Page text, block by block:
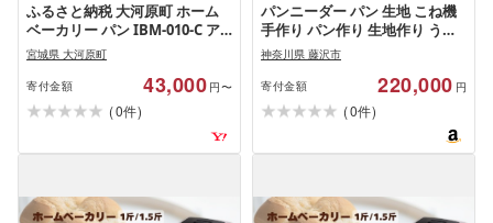
ふるさと納税 大河原町 ホーム
ベーカリー パン IBM-010-C ア
イリスオーヤマ 1斤 ミトン付き
宮城県 大河原町
寄付金額 43,000 円〜
(0件)
パンニーダー パン 生地 こね機
手作り パン作り 生地作り うど
ん パスタ 対応可 家庭用 発酵調
理 調理器 調理器具 かでん 家電
製品 製品 日用品 食べ物以外 電
化製品 コンパクト 家電 キッチ
ン キッチン家電 ホームベーカ
リー 時短 簡単 高性能 プレゼン
神奈川県 藤沢市
寄付金額 220,000 円
(0件)